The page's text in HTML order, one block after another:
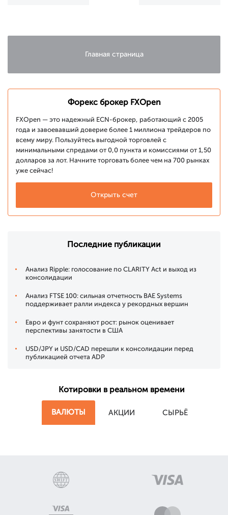
сопротивления
Главная страница
Форекс брокер FXOpen
FXOpen — это надежный ECN-брокер, работающий с 2005
года и завоевавший доверие более 1 миллиона трейдеров по
всему миру. Пользуйтесь выгодной торговлей с
минимальными спредами от 0,0 пункта и комиссиями от 1,50
долларов за лот. Начните торговать более чем на 700 рынках
уже сейчас!
Открыть счет
Последние публикации
Анализ Ripple: голосование по CLARITY Act и выход из
консолидации
Анализ FTSE 100: сильная отчетность BAE Systems
поддерживает ралли индекса у рекордных вершин
Евро и фунт сохраняют рост: рынок оценивает
перспективы занятости в США
USD/JPY и USD/CAD перешли к консолидации перед
публикацией отчета ADP
Котировки в реальном времени
ВАЛЮТЫ АКЦИИ СЫРЬЁ